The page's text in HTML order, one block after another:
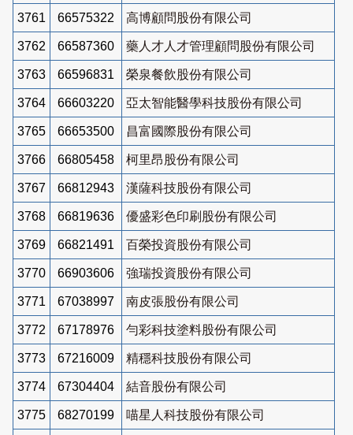
3761 66575322 高博顧問股份有限公司
3762 66587360 藥人才人才管理顧問股份有限公司
3763 66596831 榮泉餐飲股份有限公司
3764 66603220 亞太智能醫學科技股份有限公司
3765 66653500 昌富國際股份有限公司
3766 66805458 柯里昂股份有限公司
3767 66812943 漢薩科技股份有限公司
3768 66819636 優盛彩色印刷股份有限公司
3769 66821491 百榮投資股份有限公司
3770 66903606 強瑞投資股份有限公司
3771 67038997 南皮張股份有限公司
3772 67178976 勻彩科技塗料股份有限公司
3773 67216009 精穩科技股份有限公司
3774 67304404 結音股份有限公司
3775 68270199 喵星人科技股份有限公司